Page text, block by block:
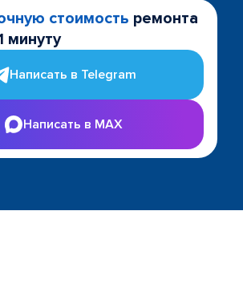
стоимость ремонта
минуту
Написать в Telegram
Написать в MAX